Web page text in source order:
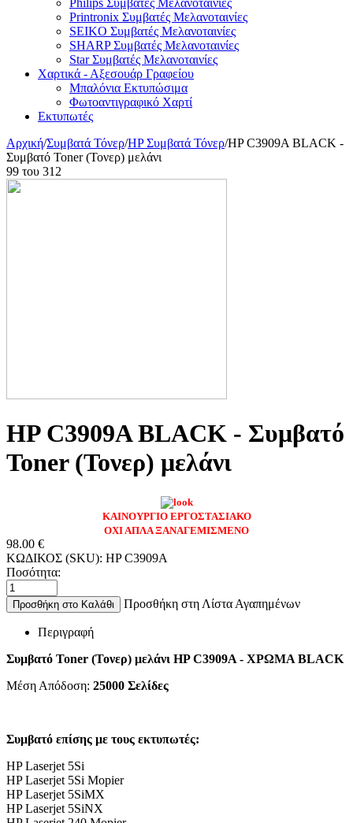
Philips Συμβατές Μελανοταινίες
Printronix Συμβατές Μελανοταινίες
SEIKO Συμβατές Μελανοταινίες
SHARP Συμβατές Μελανοταινίες
Star Συμβατές Μελανοταινίες
Χαρτικά - Αξεσουάρ Γραφείου
Μπαλόνια Εκτυπώσιμα
Φωτοαντιγραφικό Χαρτί
Εκτυπωτές
Αρχική/Συμβατά Τόνερ/HP Συμβατά Τόνερ/HP C3909A BLACK -
Συμβατό Toner (Τονερ) μελάνι
99 του 312
HP C3909A BLACK - Συμβατό
Toner (Τονερ) μελάνι
ΚΑΙΝΟΥΡΓΙΟ ΕΡΓΟΣΤΑΣΙΑΚΟ
ΟΧΙ ΑΠΛΑ ΞΑΝΑΓΕΜΙΣΜΕΝΟ
98.00 €
ΚΩΔΙΚΟΣ (SKU): HP C3909A
Ποσότητα:
Προσθήκη στο Καλάθι Προσθήκη στη Λίστα Αγαπημένων
Περιγραφή
Συμβατό Toner (Τονερ) μελάνι HP C3909A - ΧΡΩΜΑ BLACK
Μέση Απόδοση: 25000 Σελίδες
Συμβατό επίσης με τους εκτυπωτές:
HP Laserjet 5Si
HP Laserjet 5Si Mopier
HP Laserjet 5SiMX
HP Laserjet 5SiNX